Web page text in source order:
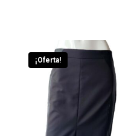
¡Oferta!